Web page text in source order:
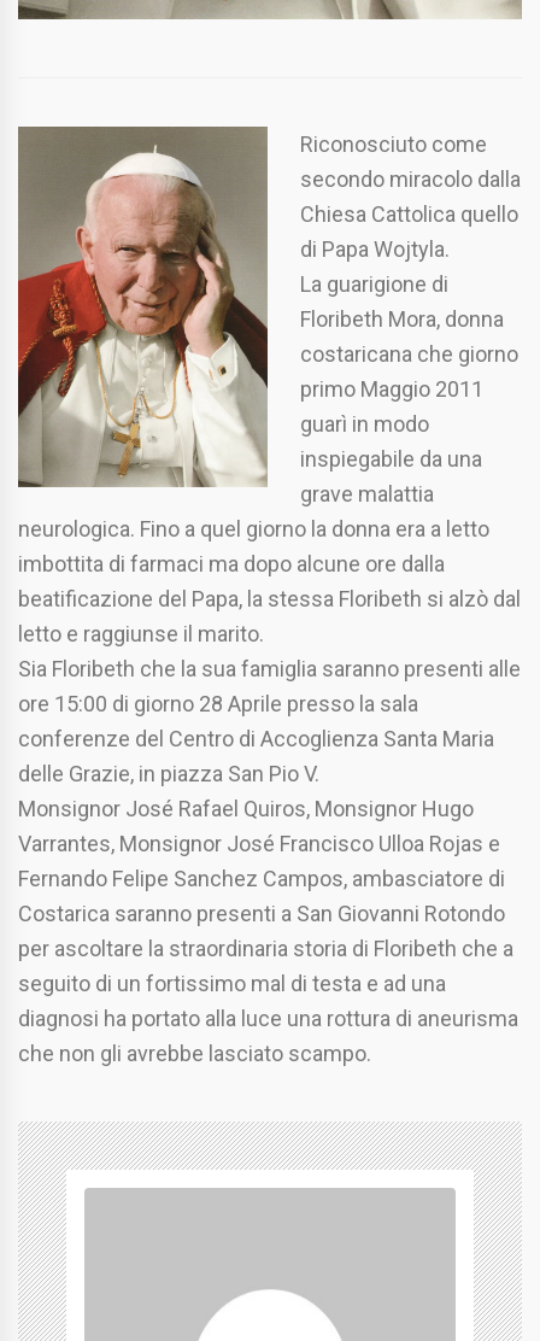
Riconosciuto come
secondo miracolo dalla
Chiesa Cattolica quello
di Papa Wojtyla.
La guarigione di
Floribeth Mora, donna
costaricana che giorno
primo Maggio 2011
guarì in modo
inspiegabile da una
grave malattia
neurologica. Fino a quel giorno la donna era a letto
imbottita di farmaci ma dopo alcune ore dalla
beatificazione del Papa, la stessa Floribeth si alzò dal
letto e raggiunse il marito.
Sia Floribeth che la sua famiglia saranno presenti alle
ore 15:00 di giorno 28 Aprile presso la sala
conferenze del Centro di Accoglienza Santa Maria
delle Grazie, in piazza San Pio V.
Monsignor José Rafael Quiros, Monsignor Hugo
Varrantes, Monsignor José Francisco Ulloa Rojas e
Fernando Felipe Sanchez Campos, ambasciatore di
Costarica saranno presenti a San Giovanni Rotondo
per ascoltare la straordinaria storia di Floribeth che a
seguito di un fortissimo mal di testa e ad una
diagnosi ha portato alla luce una rottura di aneurisma
che non gli avrebbe lasciato scampo.